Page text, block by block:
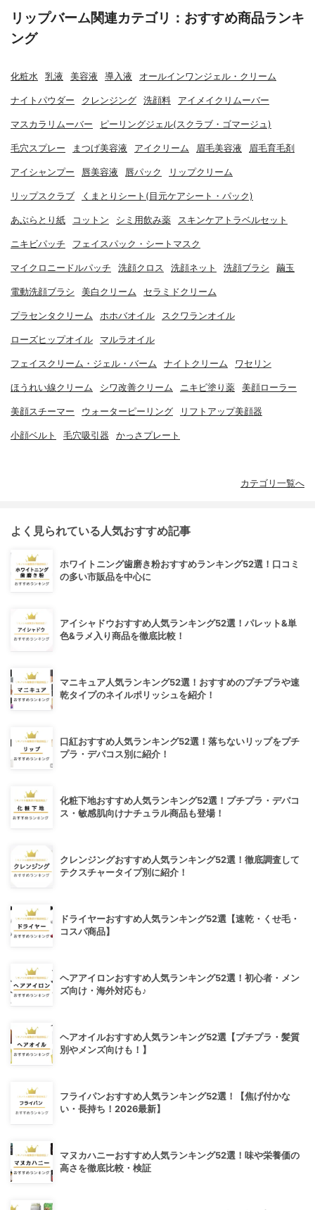
リップバーム関連カテゴリ：おすすめ商品ランキ
ング
化粧水 乳液 美容液 導入液 オールインワンジェル・クリーム
ナイトパウダー クレンジング 洗顔料 アイメイクリムーバー
マスカラリムーバー ピーリングジェル(スクラブ・ゴマージュ)
毛穴スプレー まつげ美容液 アイクリーム 眉毛美容液 眉毛育毛剤
アイシャンプー 唇美容液 唇パック リップクリーム
リップスクラブ くまとりシート(目元ケアシート・パック)
あぶらとり紙 コットン シミ用飲み薬 スキンケアトラベルセット
ニキビパッチ フェイスパック・シートマスク
マイクロニードルパッチ 洗顔クロス 洗顔ネット 洗顔ブラシ 繭玉
電動洗顔ブラシ 美白クリーム セラミドクリーム
プラセンタクリーム ホホバオイル スクワランオイル
ローズヒップオイル マルラオイル
フェイスクリーム・ジェル・バーム ナイトクリーム ワセリン
ほうれい線クリーム シワ改善クリーム ニキビ塗り薬 美顔ローラー
美顔スチーマー ウォーターピーリング リフトアップ美顔器
小顔ベルト 毛穴吸引器 かっさプレート
カテゴリ一覧へ
よく見られている人気おすすめ記事
ホワイトニング歯磨き粉おすすめランキング52選！口コミ
の多い市販品を中心に
アイシャドウおすすめ人気ランキング52選！パレット&単
色&ラメ入り商品を徹底比較！
マニキュア人気ランキング52選！おすすめのプチプラや速
乾タイプのネイルポリッシュを紹介！
口紅おすすめ人気ランキング52選！落ちないリップをプチ
プラ・デパコス別に紹介！
化粧下地おすすめ人気ランキング52選！プチプラ・デパコ
ス・敏感肌向けナチュラル商品も登場！
クレンジングおすすめ人気ランキング52選！徹底調査して
テクスチャータイプ別に紹介！
ドライヤーおすすめ人気ランキング52選【速乾・くせ毛・
コスパ商品】
ヘアアイロンおすすめ人気ランキング52選！初心者・メン
ズ向け・海外対応も♪
ヘアオイルおすすめ人気ランキング52選【プチプラ・髪質
別やメンズ向けも！】
フライパンおすすめ人気ランキング52選！【焦げ付かな
い・長持ち！2026最新】
マヌカハニーおすすめ人気ランキング52選！味や栄養価の
高さを徹底比較・検証